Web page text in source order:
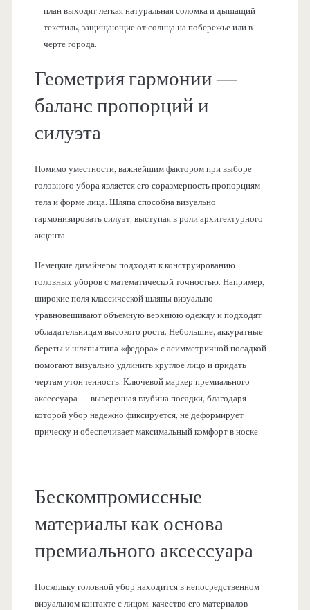
план выходят легкая натуральная соломка и дышащий
текстиль, защищающие от солнца на побережье или в
черте города.
Геометрия гармонии —
баланс пропорций и
силуэта
Помимо уместности, важнейшим фактором при выборе
головного убора является его соразмерность пропорциям
тела и форме лица. Шляпа способна визуально
гармонизировать силуэт, выступая в роли архитектурного
акцента.
Немецкие дизайнеры подходят к конструированию
головных уборов с математической точностью. Например,
широкие поля классической шляпы визуально
уравновешивают объемную верхнюю одежду и подходят
обладательницам высокого роста. Небольшие, аккуратные
береты и шляпы типа «федора» с асимметричной посадкой
помогают визуально удлинить круглое лицо и придать
чертам утонченность. Ключевой маркер премиального
аксессуара — выверенная глубина посадки, благодаря
которой убор надежно фиксируется, не деформирует
прическу и обеспечивает максимальный комфорт в носке.
Бескомпромиссные
материалы как основа
премиального аксессуара
Поскольку головной убор находится в непосредственном
визуальном контакте с лицом, качество его материалов